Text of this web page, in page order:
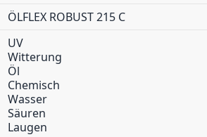
ÖLFLEX ROBUST 215 C
UV
Witterung
Öl
Chemisch
Wasser
Säuren
Laugen